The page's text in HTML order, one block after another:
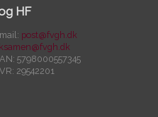
HF
post@fvgh.dk
5798000557345
29542201